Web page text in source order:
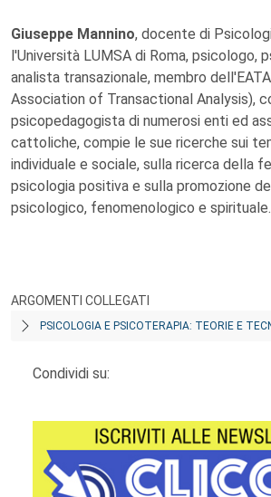
Giuseppe Mannino, docente di
l'Università LUMSA di Roma, psicologo,
analista transazionale, membro
Association of Transactional Analysis),
psicopedagogista di numerosi enti ed
cattoliche, compie le sue ricerche sui
individuale e sociale, sulla ricerca della
psicologia positiva e sulla promozione
psicologico, fenomenologico e spirituale.
ARGOMENTI COLLEGATI
PSICOLOGIA E PSICOTERAPIA: TEORIE E
Condividi su: